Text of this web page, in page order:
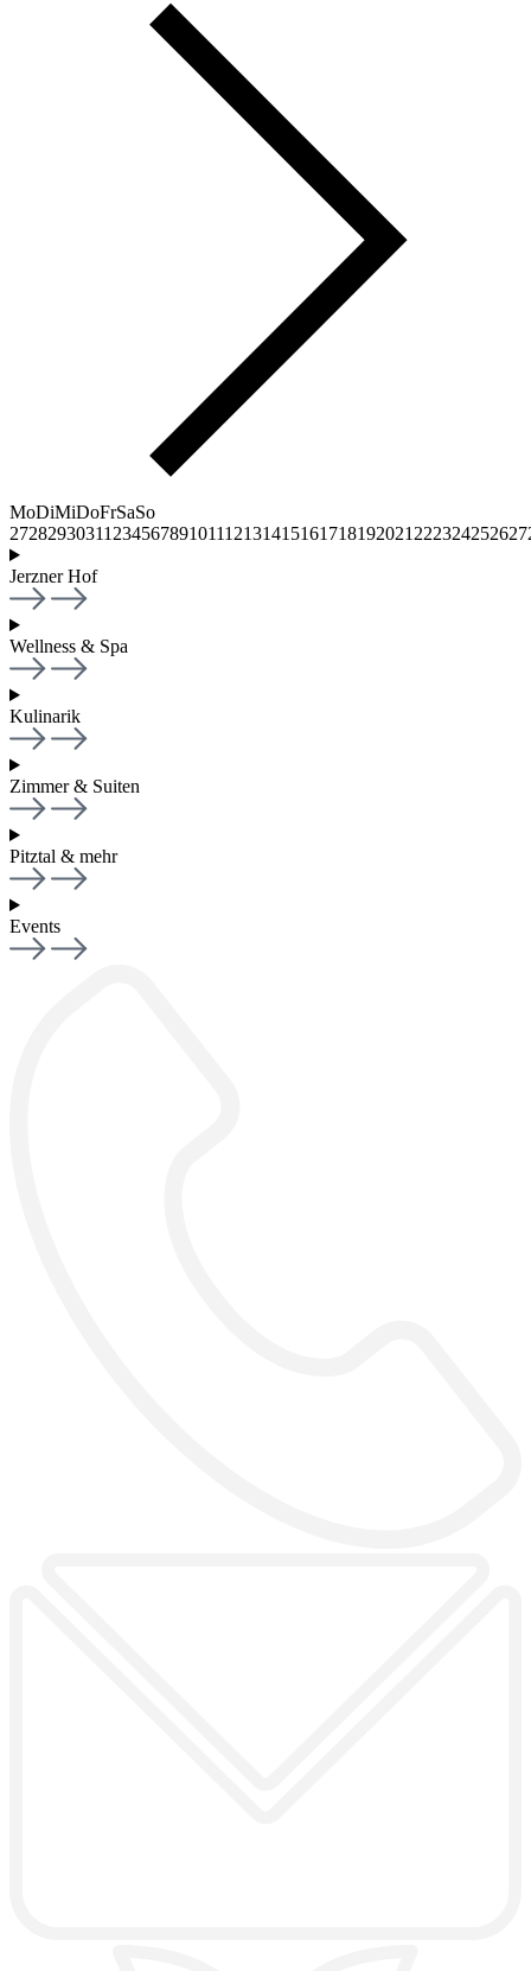
MoDiMiDoFrSaSo
27282930311 23456789101112131415161718192021 222324252627
Jerzner Hof
Wellness & Spa
Kulinarik
Zimmer & Suiten
Pitztal & mehr
Events